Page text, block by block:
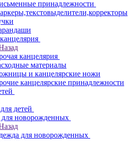
принадлежности
канцелярия
материалы
и канцелярские ножи
канцелярские принадлежности
детей
новорожденных
для новорожденных